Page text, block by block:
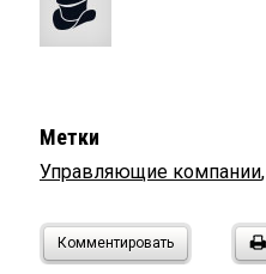
Метки
Управляющие компании,
Комментировать